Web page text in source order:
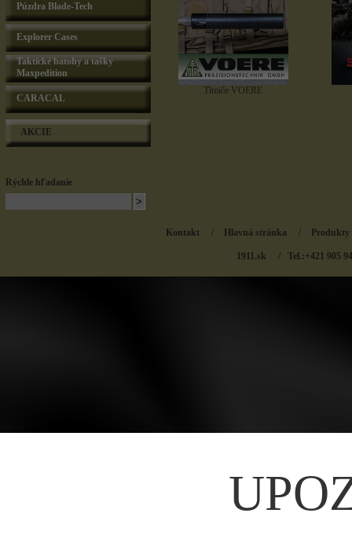
Púzdra Blade-Tech
Explorer Cases
Taktické batohy a tašky
Maxpedition
CARACAL
AKCIE
Rýchle hľadanie
Tlmiče VOERE
Kontakt / Hlavná stránka / Produkty
1911.sk / Tel.:+421 905